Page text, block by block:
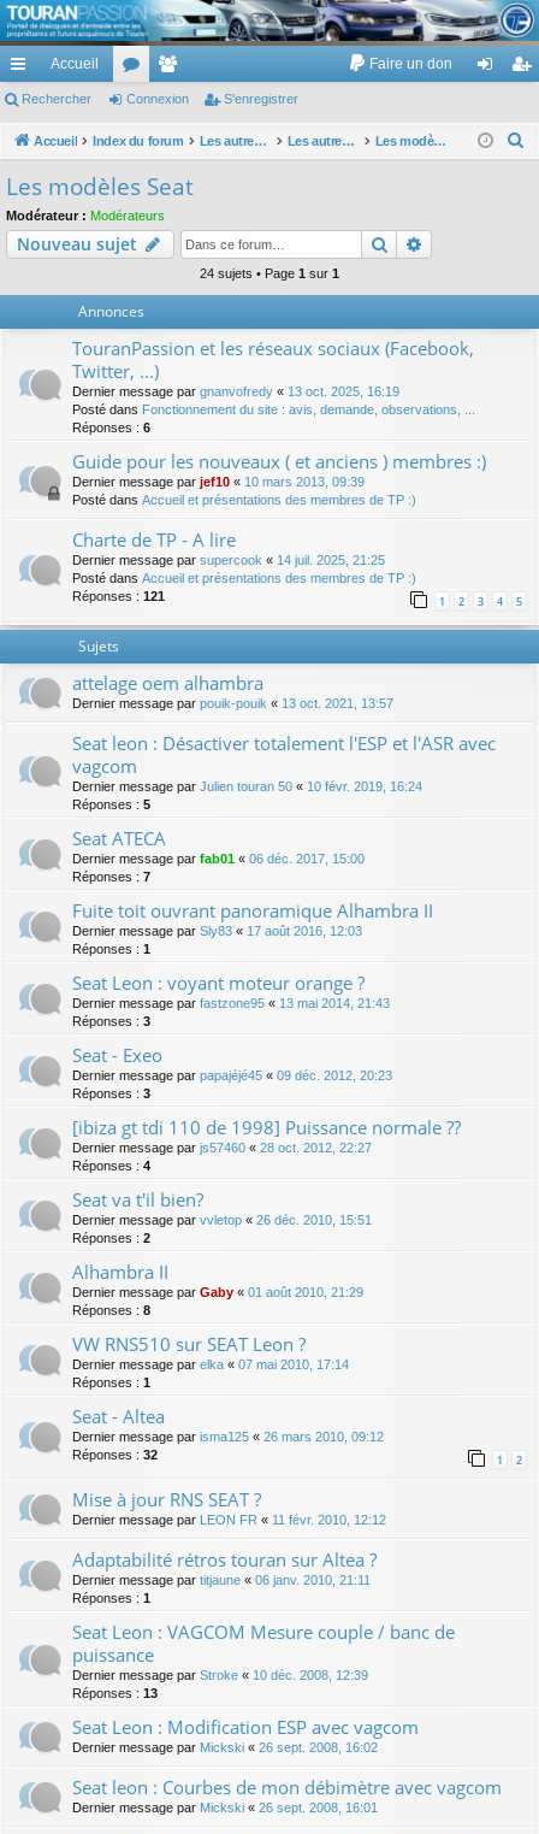
TouranPassion
Le forum des propriétaires ou futurs acquéreurs du Volkswagen Touran
cc
ès
pi
de
Accueil
or
u
e
m
Faire un don
ne nr
Rechercher Connexion S’enregistrer
Accueil Index du forum Les autres voitures et ce qui touche à la voiture Les autres modèles du groupe VW Les modèles Seat
c
Les modèles Seat
Modérateur : Modérateurs
Nouveau sujet Rechercher
24 sujets • Page 1 sur 1
Annonces
TouranPassion et les réseaux sociaux (Facebook,
Twitter, ...)
Dernier message par gnanvofredy « 13 oct. 2025, 16:19
Posté dans Fonctionnement du site : avis, demande, observations, ...
Réponses : 6
Guide pour les nouveaux ( et anciens ) membres :)
Dernier message par jef10 « 10 mars 2013, 09:39
Posté dans Accueil et présentations des membres de TP :)
Charte de TP - A lire
Dernier message par supercook « 14 juil. 2025, 21:25
Posté dans Accueil et présentations des membres de TP :)
Réponses : 121 1 2 3 4 5
Sujets
attelage oem alhambra
Dernier message par pouik-pouik « 13 oct. 2021, 13:57
Seat leon : Désactiver totalement l'ESP et l'ASR avec
vagcom
Dernier message par Julien touran 50 « 10 févr. 2019, 16:24
Réponses : 5
Seat ATECA
Dernier message par fab01 « 06 déc. 2017, 15:00
Réponses : 7
Fuite toit ouvrant panoramique Alhambra II
Dernier message par Sly83 « 17 août 2016, 12:03
Réponses : 1
Seat Leon : voyant moteur orange ?
Dernier message par fastzone95 « 13 mai 2014, 21:43
Réponses : 3
Seat - Exeo
Dernier message par papajéjé45 « 09 déc. 2012, 20:23
Réponses : 3
[ibiza gt tdi 110 de 1998] Puissance normale ??
Dernier message par js57460 « 28 oct. 2012, 22:27
Réponses : 4
Seat va t'il bien?
Dernier message par vvletop « 26 déc. 2010, 15:51
Réponses : 2
Alhambra II
Dernier message par Gaby « 01 août 2010, 21:29
Réponses : 8
VW RNS510 sur SEAT Leon ?
Dernier message par elka « 07 mai 2010, 17:14
Réponses : 1
Seat - Altea
Dernier message par isma125 « 26 mars 2010, 09:12
Réponses : 32 1 2
Mise à jour RNS SEAT ?
Dernier message par LEON FR « 11 févr. 2010, 12:12
Adaptabilité rétros touran sur Altea ?
Dernier message par titjaune « 06 janv. 2010, 21:11
Réponses : 1
Seat Leon : VAGCOM Mesure couple / banc de
puissance
Dernier message par Stroke « 10 déc. 2008, 12:39
Réponses : 13
Seat Leon : Modification ESP avec vagcom
Dernier message par Mickski « 26 sept. 2008, 16:02
Seat leon : Courbes de mon débimètre avec vagcom
Dernier message par Mickski « 26 sept. 2008, 16:01